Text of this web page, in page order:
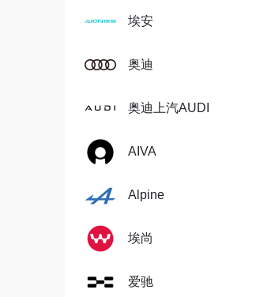
埃安
奥迪
奥迪上汽AUDI
AIVA
Alpine
埃尚
爱驰